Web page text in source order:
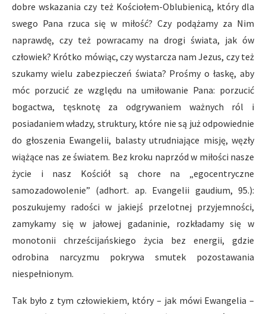
dobre wskazania czy też Kościołem-Oblubienicą, który dla
swego Pana rzuca się w miłość? Czy podążamy za Nim
naprawdę, czy też powracamy na drogi świata, jak ów
człowiek? Krótko mówiąc, czy wystarcza nam Jezus, czy też
szukamy wielu zabezpieczeń świata? Prośmy o łaskę, aby
móc porzucić ze względu na umiłowanie Pana: porzucić
bogactwa, tęsknotę za odgrywaniem ważnych ról i
posiadaniem władzy, struktury, które nie są już odpowiednie
do głoszenia Ewangelii, balasty utrudniające misję, węzły
wiążące nas ze światem. Bez kroku naprzód w miłości nasze
życie i nasz Kościół są chore na „egocentryczne
samozadowolenie” (adhort. ap. Evangelii gaudium, 95.):
poszukujemy radości w jakiejś przelotnej przyjemności,
zamykamy się w jałowej gadaninie, rozkładamy się w
monotonii chrześcijańskiego życia bez energii, gdzie
odrobina narcyzmu pokrywa smutek pozostawania
niespełnionym.
Tak było z tym człowiekiem, który – jak mówi Ewangelia –